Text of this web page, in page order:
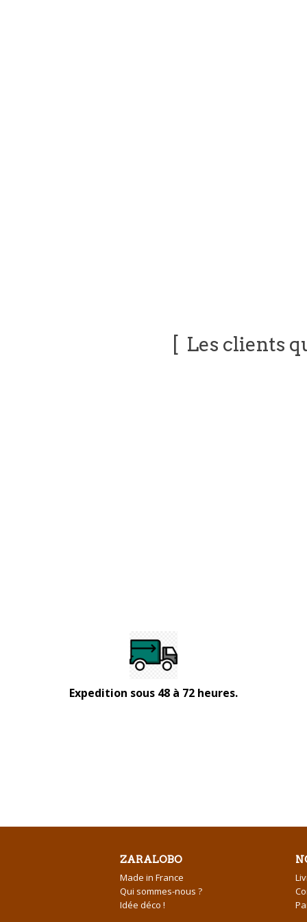
Les clients
Expedition sous 48 à 72 heures.
ZARALOBO
Made in France
Qui sommes-nous ?
Idée déco !